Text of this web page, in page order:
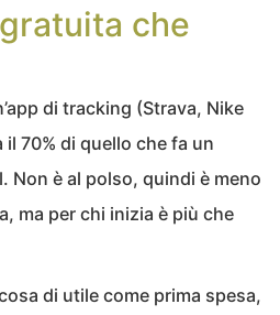
che
di tracking (Strava, Nike
il 70% di quello che fa un
Non è al polso, quindi è meno
ma per chi inizia è più che
di utile come prima spesa,